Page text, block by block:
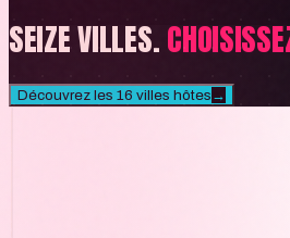
SEIZE VILLES.
Découvrez les 16 villes hôtes →